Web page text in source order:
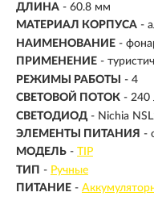
ДЛИНА - 60.8 мм
МАТЕРИАЛ КОРПУСА -
НАИМЕНОВАНИЕ -
ПРИМЕНЕНИЕ -
РЕЖИМЫ РАБОТЫ
- 4
СВЕТОВОЙ ПОТОК - 240
СВЕТОДИОД - Nichia
ЭЛЕМЕНТЫ ПИТАНИЯ -
МОДЕЛЬ - TIP
ТИП - Ручные
ПИТАНИЕ -